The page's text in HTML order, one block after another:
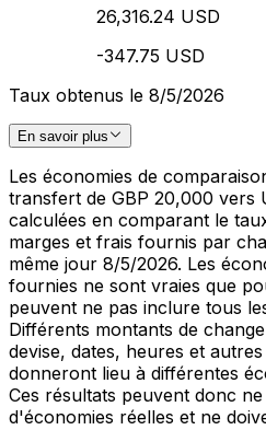
26,316.24 USD
-347.75 USD
Taux obtenus le 8/5/2026
En savoir plus
Les économies de
transfert de GBP 20,000 vers
calculées en comparant le
marges et frais fournis par
même jour 8/5/2026. Les
fournies ne sont vraies que
peuvent ne pas inclure tous
Différents montants de
devise, dates, heures et
donneront lieu à différentes
Ces résultats peuvent donc
d'économies réelles et ne